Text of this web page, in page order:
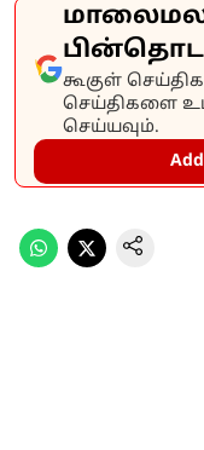
கூகுள்
செய்திகளை
செய்யவும்.